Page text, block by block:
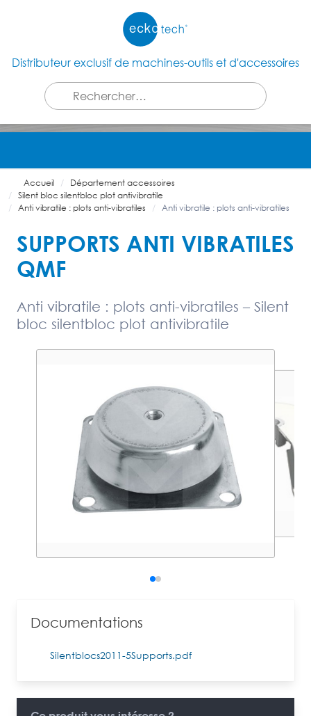
Distributeur exclusif de machines-outils et d'accessoires
Accueil
Département accessoires
Silent bloc silentbloc plot antivibratile
Anti vibratile : plots anti-vibratiles
Anti vibratile : plots anti-vibratiles
SUPPORTS ANTI VIBRATILES
QMF
Anti vibratile : plots anti-vibratiles – Silent
bloc silentbloc plot antivibratile
Documentations
Silentblocs2011-5Supports.pdf